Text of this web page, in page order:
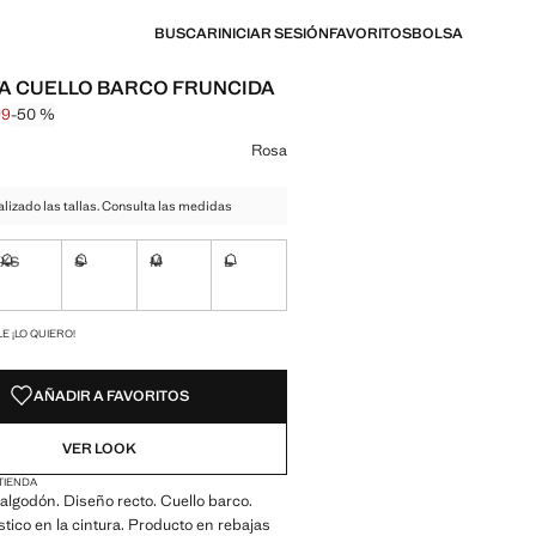
BUSCARINICIAR SESIÓNFAVORITOSBOLSA
CUELLO BARCO FRUNCIDA
[€ 15,99 ]
7,99 ]
-50 %
color
Rosa
las tallas. Consulta las medidas
XS S M L
¡LO QUIERO!
AÑADIR A FAVORITOS
VER LOOK
Diseño recto. Cuello barco.
en la cintura. Producto en rebajas